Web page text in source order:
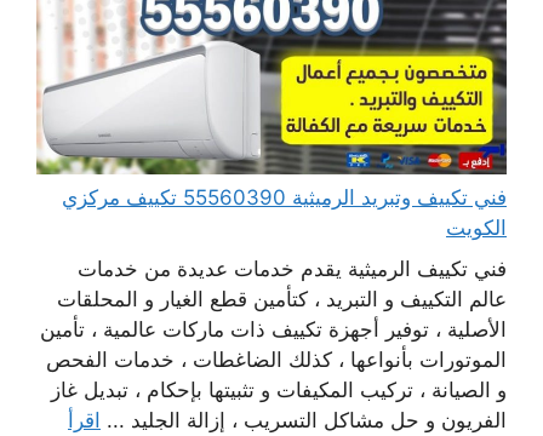
فني تكييف وتبريد الرميثية 55560390 تكييف مركزي
الكويت
فني تكييف الرميثية يقدم خدمات عديدة من خدمات
عالم التكييف و التبريد ، كتأمين قطع الغيار و المحلقات
الأصلية ، توفير أجهزة تكييف ذات ماركات عالمية ، تأمين
الموتورات بأنواعها ، كذلك الضاغطات ، خدمات الفحص
و الصيانة ، تركيب المكيفات و تثبيتها بإحكام ، تبديل غاز
الفريون و حل مشاكل التسريب ، إزالة الجليد ... اقرأ